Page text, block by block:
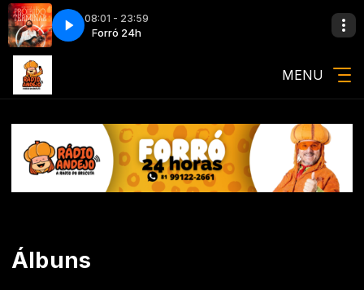
08:01 - 23:59
24h Forró 24h
17.08 COMPLETO 001 ACORDA QUI 17.08 COMPLETO
MENU
Álbuns